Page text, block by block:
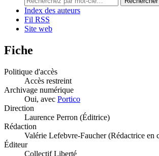
Index des auteurs
Fil RSS
Site web
Fiche
Politique d'accès
Accès restreint
Archivage numérique
Oui, avec Portico
Direction
Laurence Perron (Éditrice)
Rédaction
Valérie Lefebvre-Faucher (Rédactrice en
Éditeur
Collectif Liberté